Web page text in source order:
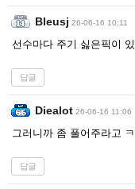
Bleusj 26-06-16 10:11
선수마다 주기 싫은픽이
답글
Diealot 26-06-16 11:06
그러니까 좀 풀어주라고
답글